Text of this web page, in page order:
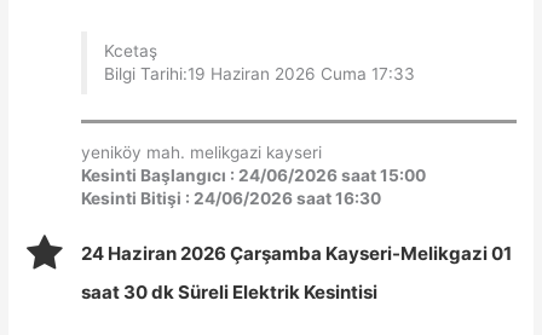
Kcetaş
Bilgi Tarihi:19 Haziran 2026 Cuma 17:33
yeniköy mah. melikgazi kayseri
Kesinti Başlangıcı : 24/06/2026 saat 15:00
Kesinti Bitişi : 24/06/2026 saat 16:30
24 Haziran 2026 Çarşamba Kayseri-Melikgazi 01
saat 30 dk Süreli Elektrik Kesintisi